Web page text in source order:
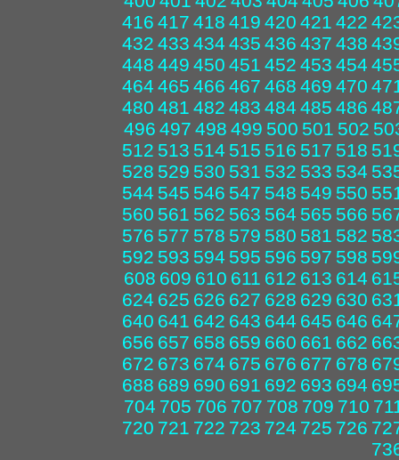
416 417 418 419 420 421 422
432 433 434 435 436 437 438
448 449 450 451 452 453 454
464 465 466 467 468 469 470
480 481 482 483 484 485 486
496 497 498 499 500 501 502
512 513 514 515 516 517 518
528 529 530 531 532 533 534
544 545 546 547 548 549 550
560 561 562 563 564 565 566
576 577 578 579 580 581 582
592 593 594 595 596 597 598
608 609 610 611 612 613 614
624 625 626 627 628 629 630
640 641 642 643 644 645 646
656 657 658 659 660 661 662
672 673 674 675 676 677 678
688 689 690 691 692 693 694
704 705 706 707 708 709 710
720 721 722 723 724 725 726